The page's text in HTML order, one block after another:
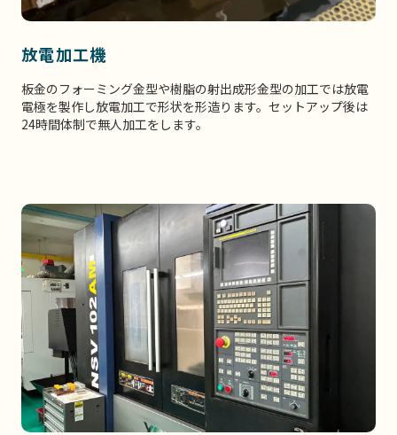
放電加工機
板金のフォーミング金型や樹脂の射出成形金型の加工では放電
電極を製作し放電加工で形状を形造ります。セットアップ後は
24時間体制で無人加工をします。